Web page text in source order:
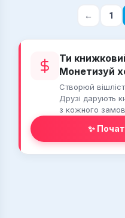
← 1
Ти
Монетизуй
Створюй
Друзі дарують
з кожного
✨